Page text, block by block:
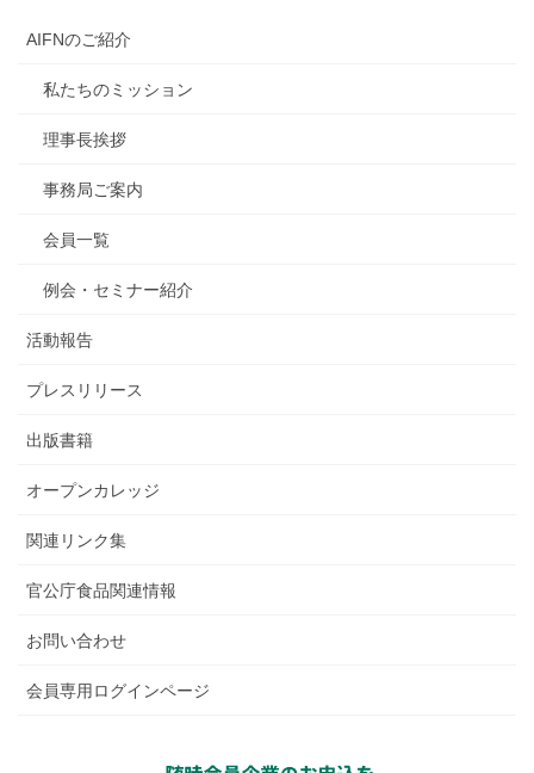
AIFNのご紹介
私たちのミッション
理事長挨拶
事務局ご案内
会員一覧
例会・セミナー紹介
活動報告
プレスリリース
出版書籍
オープンカレッジ
関連リンク集
官公庁食品関連情報
お問い合わせ
会員専用ログインページ